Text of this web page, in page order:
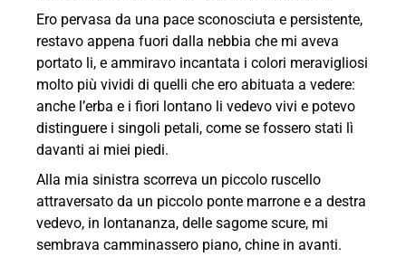
Ero pervasa da una pace sconosciuta e persistente,
restavo appena fuori dalla nebbia che mi aveva
portato li, e ammiravo incantata i colori meravigliosi
molto più vividi di quelli che ero abituata a vedere:
anche l’erba e i fiori lontano li vedevo vivi e potevo
distinguere i singoli petali, come se fossero stati lì
davanti ai miei piedi.
Alla mia sinistra scorreva un piccolo ruscello
attraversato da un piccolo ponte marrone e a destra
vedevo, in lontananza, delle sagome scure, mi
sembrava camminassero piano, chine in avanti.